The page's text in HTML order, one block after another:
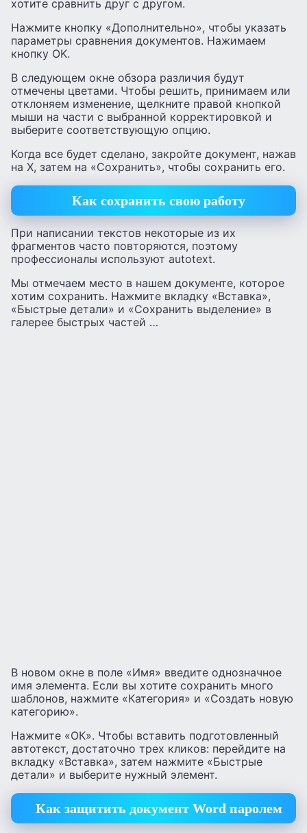
хотите сравнить друг с другом.
Нажмите кнопку «Дополнительно», чтобы указать
параметры сравнения документов. Нажимаем
кнопку OK.
В следующем окне обзора различия будут
отмечены цветами. Чтобы решить, принимаем или
отклоняем изменение, щелкните правой кнопкой
мыши на части с выбранной корректировкой и
выберите соответствующую опцию.
Когда все будет сделано, закройте документ, нажав
на X, затем на «Сохранить», чтобы сохранить его.
Как сохранить свою работу
При написании текстов некоторые из их
фрагментов часто повторяются, поэтому
профессионалы используют autotext.
Мы отмечаем место в нашем документе, которое
хотим сохранить. Нажмите вкладку «Вставка»,
«Быстрые детали» и «Сохранить выделение» в
галерее быстрых частей …
В новом окне в поле «Имя» введите однозначное
имя элемента. Если вы хотите сохранить много
шаблонов, нажмите «Категория» и «Создать новую
категорию».
Нажмите «ОК». Чтобы вставить подготовленный
автотекст, достаточно трех кликов: перейдите на
вкладку «Вставка», затем нажмите «Быстрые
детали» и выберите нужный элемент.
Как защитить документ Word паролем